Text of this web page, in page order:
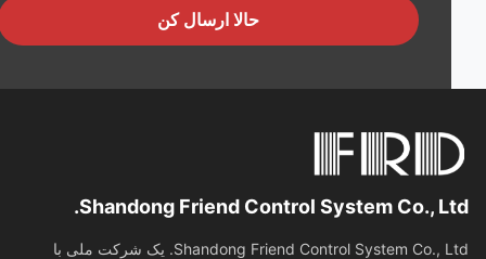
حالا ارسال کن
Shandong Friend Control System Co.,
Shandong Friend Control System Co., Ltd. یک شرکت ملی با